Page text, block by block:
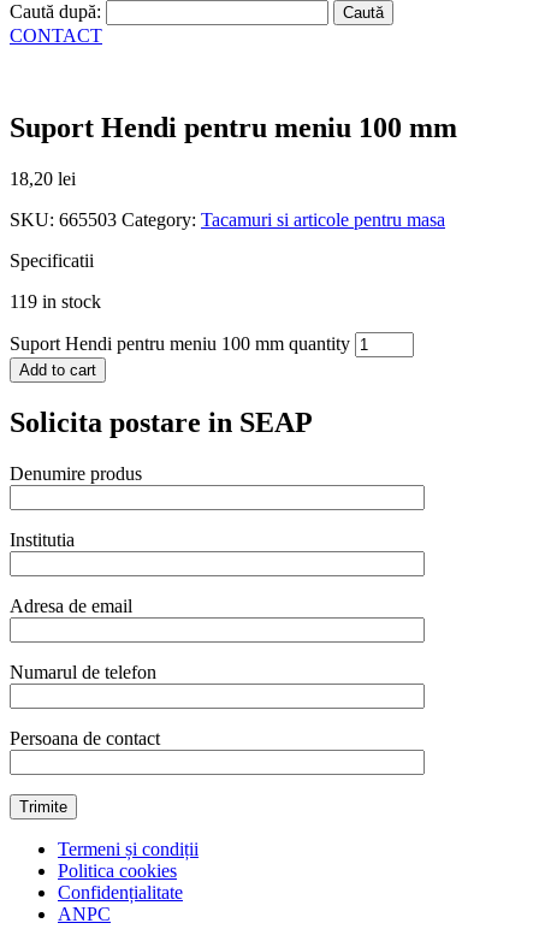
Caută după:
CONTACT
Suport Hendi pentru meniu 100 mm
18,20 lei
SKU: 665503 Category: Tacamuri si articole pentru masa
Specificatii
119 in stock
Suport Hendi pentru meniu 100 mm quantity
Add to cart
Solicita postare in SEAP
Denumire produs
Institutia
Adresa de email
Numarul de telefon
Persoana de contact
Termeni și condiții
Politica cookies
Confidențialitate
ANPC